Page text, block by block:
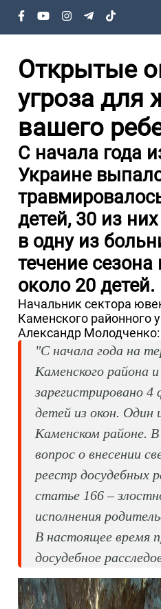
Открытые
угроза для
вашего
С начала года
Украине
детей, 30 из
в одну из
течение сезона
около 20 детей.
Начальник сектора
Каменского районного
Александр Молодченко:
"С начала года на
Каменского района
зарегистрировано
детей из окон. Один
Каменском районе.
вопрос о внесении
реестр досудебных
статье 166 –
исполнения
В настоящее время
досудебное